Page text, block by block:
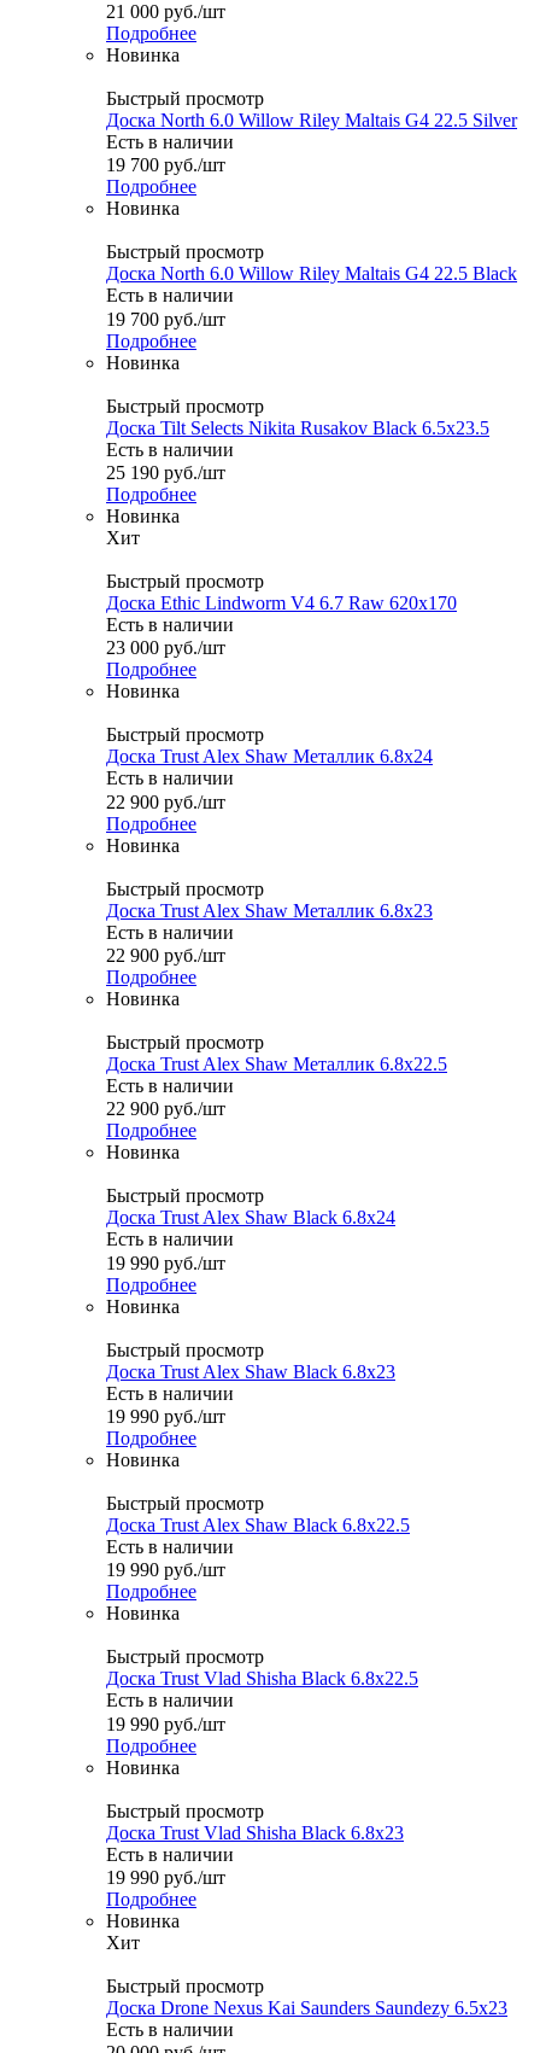
21 000 руб./шт
Подробнее
Новинка
Быстрый просмотр
Доска North 6.0 Willow Riley Maltais G4 22.5 Silver
Есть в наличии
19 700 руб./шт
Подробнее
Новинка
Быстрый просмотр
Доска North 6.0 Willow Riley Maltais G4 22.5 Black
Есть в наличии
19 700 руб./шт
Подробнее
Новинка
Быстрый просмотр
Доска Tilt Selects Nikita Rusakov Black 6.5x23.5
Есть в наличии
25 190 руб./шт
Подробнее
Новинка
Хит
Быстрый просмотр
Доска Ethic Lindworm V4 6.7 Raw 620x170
Есть в наличии
23 000 руб./шт
Подробнее
Новинка
Быстрый просмотр
Доска Trust Alex Shaw Металлик 6.8x24
Есть в наличии
22 900 руб./шт
Подробнее
Новинка
Быстрый просмотр
Доска Trust Alex Shaw Металлик 6.8x23
Есть в наличии
22 900 руб./шт
Подробнее
Новинка
Быстрый просмотр
Доска Trust Alex Shaw Металлик 6.8x22.5
Есть в наличии
22 900 руб./шт
Подробнее
Новинка
Быстрый просмотр
Доска Trust Alex Shaw Black 6.8x24
Есть в наличии
19 990 руб./шт
Подробнее
Новинка
Быстрый просмотр
Доска Trust Alex Shaw Black 6.8x23
Есть в наличии
19 990 руб./шт
Подробнее
Новинка
Быстрый просмотр
Доска Trust Alex Shaw Black 6.8x22.5
Есть в наличии
19 990 руб./шт
Подробнее
Новинка
Быстрый просмотр
Доска Trust Vlad Shisha Black 6.8x22.5
Есть в наличии
19 990 руб./шт
Подробнее
Новинка
Быстрый просмотр
Доска Trust Vlad Shisha Black 6.8x23
Есть в наличии
19 990 руб./шт
Подробнее
Новинка
Хит
Быстрый просмотр
Доска Drone Nexus Kai Saunders Saundezy 6.5x23
Есть в наличии